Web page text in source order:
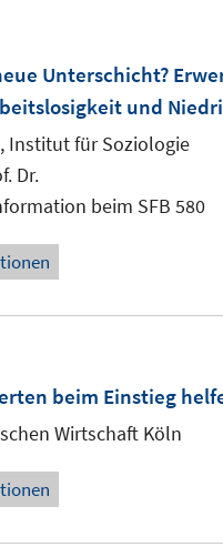
Unterschicht?
und
Institut für Soziologie
Dr.
beim SFB 580
beim Einstieg
Wirtschaft Köln